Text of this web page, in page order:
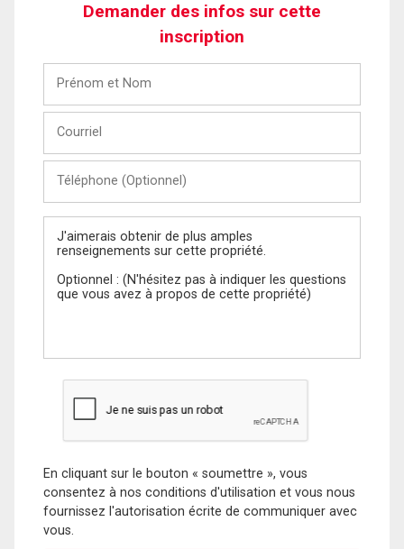
Demander des infos sur cette
inscription
Nom
(Optionnel)
Message
En cliquant sur le bouton « soumettre », vous
consentez à nos conditions d'utilisation et vous nous
fournissez l'autorisation écrite de communiquer avec
vous.